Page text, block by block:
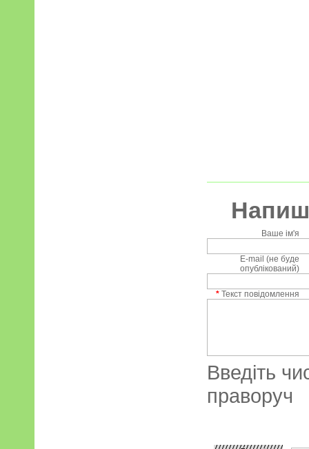
Ваше ім'я
E-mail (не буде
опублікований)
* Текст повідомлення
Введіть
праворуч